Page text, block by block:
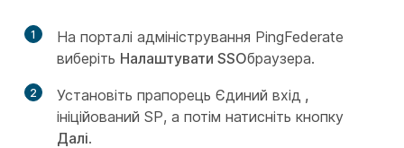
1
На порталі адміністрування PingFederate
виберіть Налаштувати SSOбраузера.
2 Установіть прапорець Єдиний вхід ,
ініційований SP, а потім натисніть кнопку
Далі.